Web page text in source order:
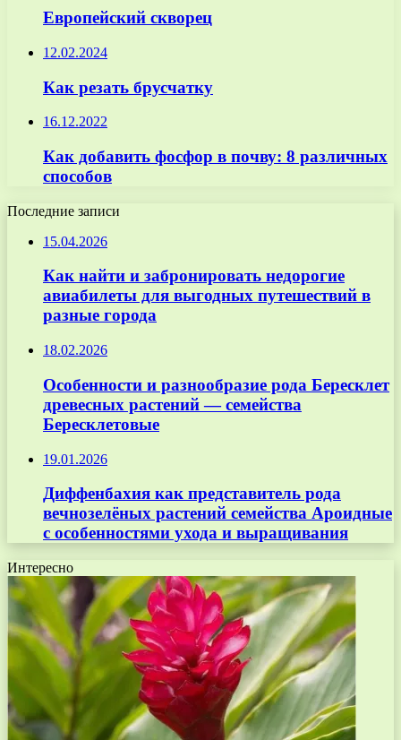
Европейский скворец
12.02.2024
Как резать брусчатку
16.12.2022
Как добавить фосфор в почву: 8 различных
способов
Последние записи
15.04.2026
Как найти и забронировать недорогие
авиабилеты для выгодных путешествий в
разные города
18.02.2026
Особенности и разнообразие рода Бересклет
древесных растений — семейства
Бересклетовые
19.01.2026
Диффенбахия как представитель рода
вечнозелёных растений семейства Ароидные
с особенностями ухода и выращивания
Интересно